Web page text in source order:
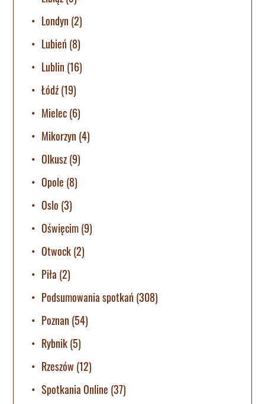
Londyn (2)
Lubień (8)
Lublin (16)
Łódź(19)
Mielec(6)
Mikorzyn (4)
Olkusz(9)
Opole (8)
Oslo (3)
Oświęcim(9)
Otwock(2)
Piła (2)
Podsumowania spotkań (308)
Poznan (54)
Rybnik(5)
Rzeszów (12)
Spotkania Online (37)